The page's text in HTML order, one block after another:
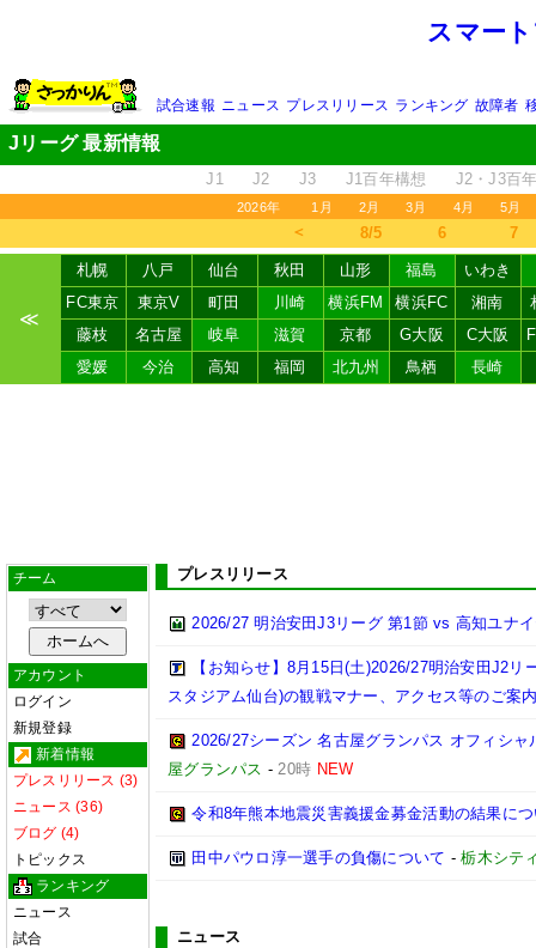
スマー
試合速報 ニュース プレスリリース ランキング 故障者
Jリーグ 最新情報
J1 J2 J3 J1百年構想 J2・J3百
2026年 1月 2月 3月 4月 5月
＜ 8/5 6 7
≪
札幌 八戸 仙台 秋田 山形 福島
いわき
FC東京
東京V 町田 川崎 横浜FM 横浜FC 湘南
藤枝
名古屋 岐阜 滋賀 京都 G大阪 C大阪
愛媛
今治 高知 福岡 北九州 鳥栖 長崎
チーム
アカウント
ログイン
新規登録
新着情報
プレスリリース (3)
ニュース (36)
ブログ (4)
トピックス
ランキング
ニュース
試合
プレスリリース
2026/27 明治安田J3リーグ 第1節 vs 高知ユナ
【お知らせ】8月15日(土)2026/27明治安田J2
スタジアム仙台)の観戦マナー、アクセス等のご案
2026/27シーズン 名古屋グランパス オフィシ
屋グランパス -20時 NEW
令和8年熊本地震災害義援金募金活動の結果に
田中パウロ淳一選手の負傷について -栃木シテ
ニュース